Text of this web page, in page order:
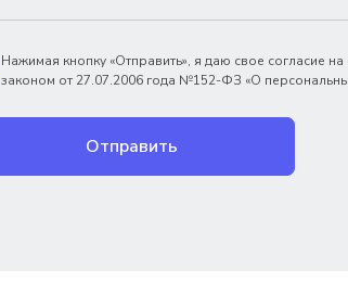
Нажимая кнопку «Отправить», я даю свое согласие
законом от 27.07.2006 года №152-ФЗ «О
Отправить